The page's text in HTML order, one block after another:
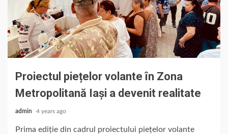
Proiectul piețelor volante în Zona
Metropolitană Iași a devenit realitate
admin 4 years ago
Prima ediție din cadrul proiectului piețelor volante